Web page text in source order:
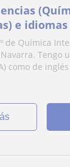
e idiomas
ESO y
de Química
Tengo
como de inglés